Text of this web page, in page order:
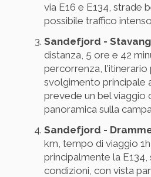
via E16 e E134, strade
possibile traffico
Sandefjord -
distanza, 5 ore e 42
percorrenza, l'itinerario
svolgimento principale
prevede un bel viaggio
panoramica sulla
Sandefjord -
km, tempo di viaggio
principalmente la
condizioni, con vista